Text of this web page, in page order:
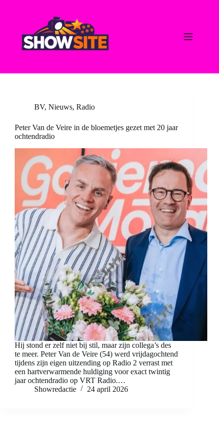
BV, Nieuws, Radio
Peter Van de Veire in de bloemetjes gezet met 20 jaar
ochtendradio
Hij stond er zelf niet bij stil, maar zijn collega’s des
te meer. Peter Van de Veire (54) werd vrijdagochtend
tijdens zijn eigen uitzending op Radio 2 verrast met
een hartverwarmende huldiging voor exact twintig
jaar ochtendradio op VRT Radio.…
Showredactie
24 april 2026